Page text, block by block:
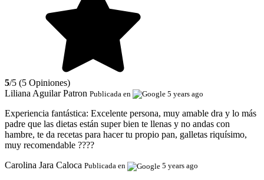
5/5 (5 Opiniones)
Liliana Aguilar Patron Publicada en 5 years ago
Experiencia fantástica: Excelente persona, muy amable dra y lo más
padre que las dietas están super bien te llenas y no andas con
hambre, te da recetas para hacer tu propio pan, galletas riquísimo,
muy recomendable ????
Carolina Jara Caloca Publicada en 5 years ago